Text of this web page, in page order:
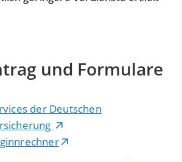
und Formulare
der Deutschen